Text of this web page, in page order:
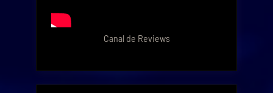
Canal de Reviews